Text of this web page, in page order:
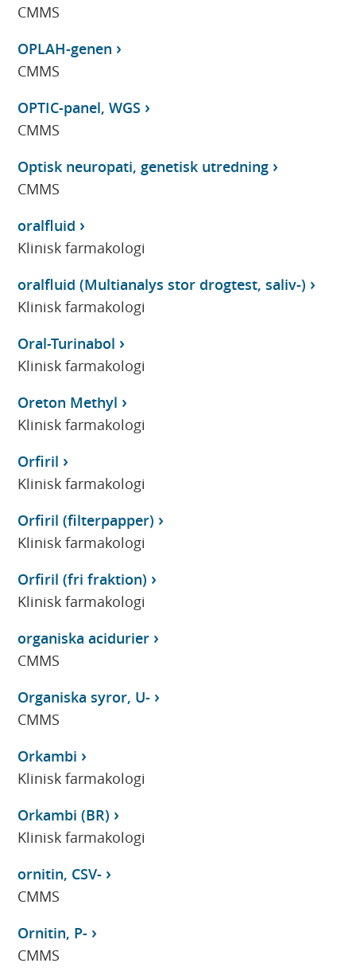
CMMS
OPLAH-genen
CMMS
OPTIC-panel, WGS
CMMS
Optisk neuropati, genetisk utredning
CMMS
oralfluid
Klinisk farmakologi
oralfluid (Multianalys stor drogtest, saliv-)
Klinisk farmakologi
Oral-Turinabol
Klinisk farmakologi
Oreton Methyl
Klinisk farmakologi
Orfiril
Klinisk farmakologi
Orfiril (filterpapper)
Klinisk farmakologi
Orfiril (fri fraktion)
Klinisk farmakologi
organiska acidurier
CMMS
Organiska syror, U-
CMMS
Orkambi
Klinisk farmakologi
Orkambi (BR)
Klinisk farmakologi
ornitin, CSV-
CMMS
Ornitin, P-
CMMS